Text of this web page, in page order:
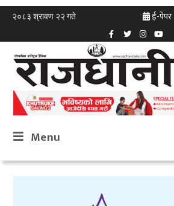
२०८३ श्रावण २२ गते ई-पेपर
Menu